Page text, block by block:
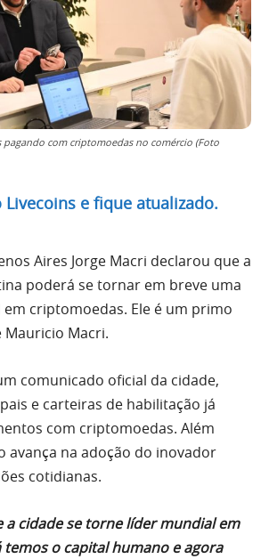
pagando com criptomoedas no comércio (Foto
Livecoins e fique atualizado.
Aires Jorge Macri declarou que a
poderá se tornar em breve uma
criptomoedas. Ele é um primo
Macri.
comunicado oficial da cidade,
e carteiras de habilitação já
com criptomoedas. Além
avança na adoção do inovador
cotidianas.
a cidade se torne líder mundial em
temos o capital humano e agora